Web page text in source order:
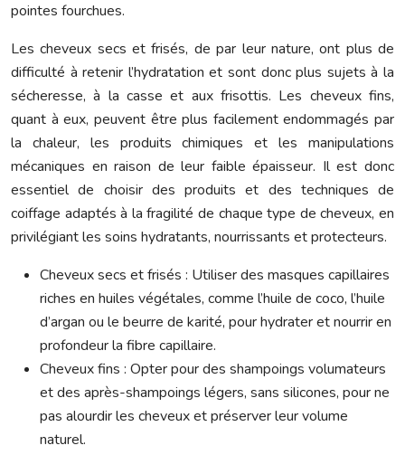
pointes fourchues.
Les cheveux secs et frisés, de par leur nature, ont plus de
difficulté à retenir l’hydratation et sont donc plus sujets à la
sécheresse, à la casse et aux frisottis. Les cheveux fins,
quant à eux, peuvent être plus facilement endommagés par
la chaleur, les produits chimiques et les manipulations
mécaniques en raison de leur faible épaisseur. Il est donc
essentiel de choisir des produits et des techniques de
coiffage adaptés à la fragilité de chaque type de cheveux, en
privilégiant les soins hydratants, nourrissants et protecteurs.
Cheveux secs et frisés : Utiliser des masques capillaires
riches en huiles végétales, comme l’huile de coco, l’huile
d’argan ou le beurre de karité, pour hydrater et nourrir en
profondeur la fibre capillaire.
Cheveux fins : Opter pour des shampoings volumateurs
et des après-shampoings légers, sans silicones, pour ne
pas alourdir les cheveux et préserver leur volume
naturel.